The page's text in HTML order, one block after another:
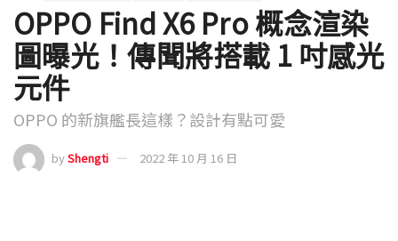
OPPO Find X6 Pro 概念渲染
圖曝光！傳聞將搭載 1 吋感光
元件
OPPO 的新旗艦長這樣？設計有點可愛
byShengti 2022 年 10 月 16 日